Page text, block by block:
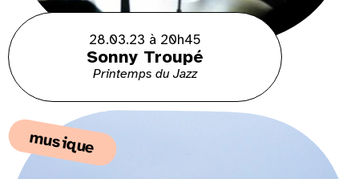
28.03.23 à 20h45
Sonny Troupé
Printemps du Jazz
musique